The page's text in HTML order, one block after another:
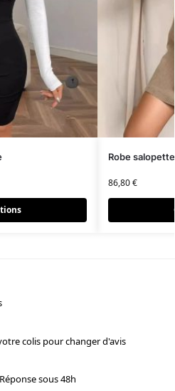
Robe
86,80€
colis pour changer d'avis
sous 48h